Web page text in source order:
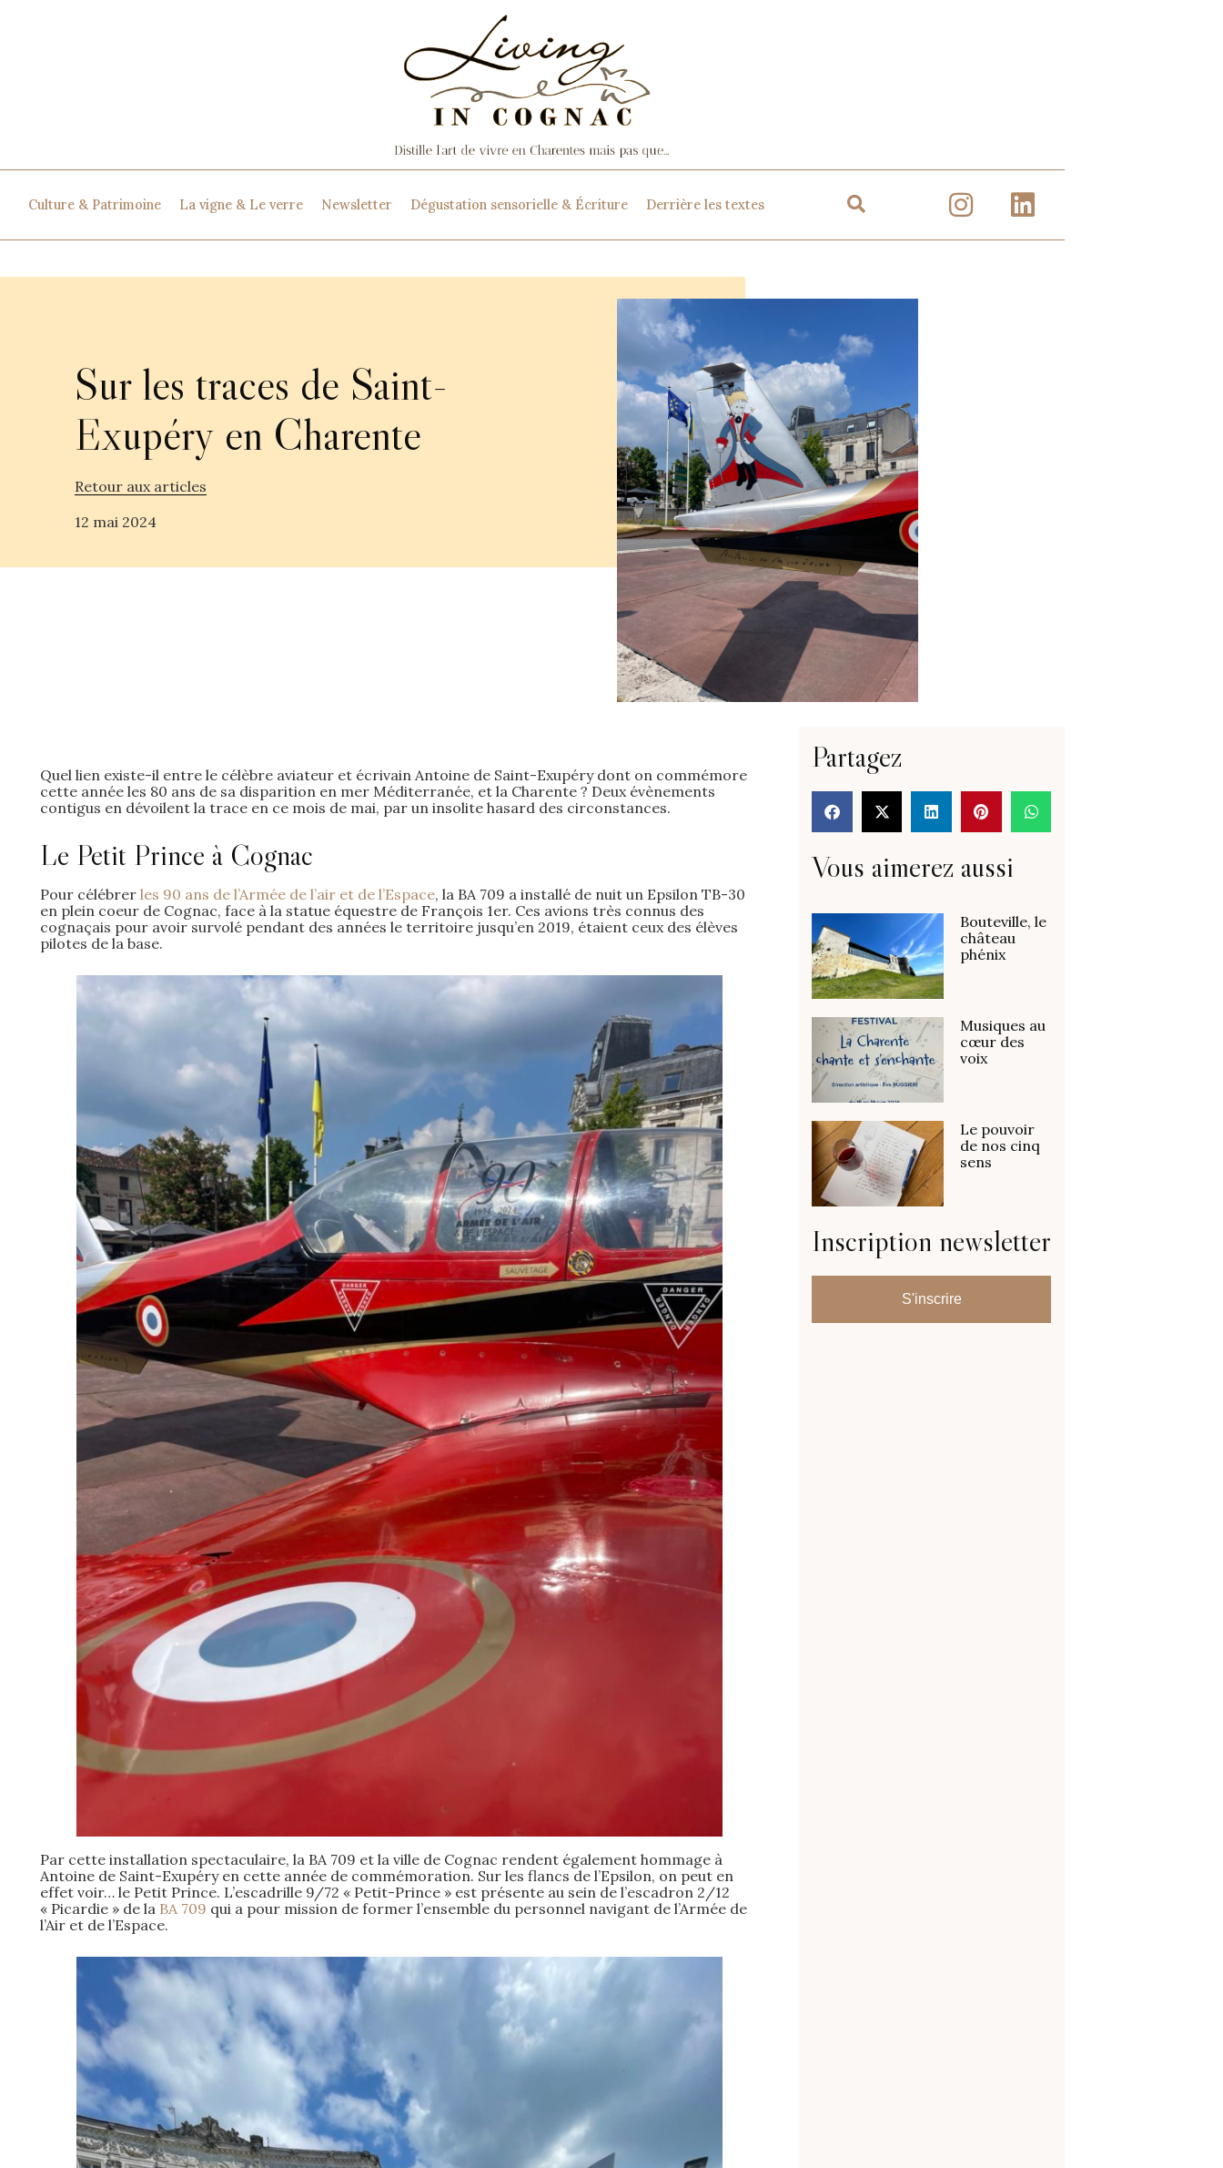
Culture & Patrimoine La vigne & Le verre Newsletter Dégustation sensorielle & Écriture Derrière les textes
Sur les traces de Saint-
Exupéry en Charente
Retour aux articles
12 mai 2024
Quel lien existe-il entre le célèbre aviateur et écrivain Antoine de Saint-Exupéry dont on commémore
cette année les 80 ans de sa disparition en mer Méditerranée, et la Charente ? Deux évènements
contigus en dévoilent la trace en ce mois de mai, par un insolite hasard des circonstances.
Le Petit Prince à Cognac
Pour célébrer les 90 ans de l’Armée de l’air et de l’Espace, la BA 709 a installé de nuit un Epsilon TB-30
en plein coeur de Cognac, face à la statue équestre de François 1er. Ces avions très connus des
cognaçais pour avoir survolé pendant des années le territoire jusqu’en 2019, étaient ceux des élèves
pilotes de la base.
Par cette installation spectaculaire, la BA 709 et la ville de Cognac rendent également hommage à
Antoine de Saint-Exupéry en cette année de commémoration. Sur les flancs de l’Epsilon, on peut en
effet voir… le Petit Prince. L’escadrille 9/72 « Petit-Prince » est présente au sein de l’escadron 2/12
« Picardie » de laBA 709 qui a pour mission de former l’ensemble du personnel navigant de l’Armée de
l’Air et de l’Espace.
Partagez
Vous aimerez aussi
Bouteville, le
château
phénix
Musiques au
cœur des
voix
Le pouvoir
de nos cinq
sens
Inscription newsletter
S'inscrire